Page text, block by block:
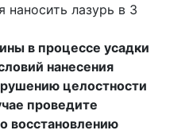
наносить лазурь в 3
в процессе усадки
нанесения
целостности
проведите
восстановлению